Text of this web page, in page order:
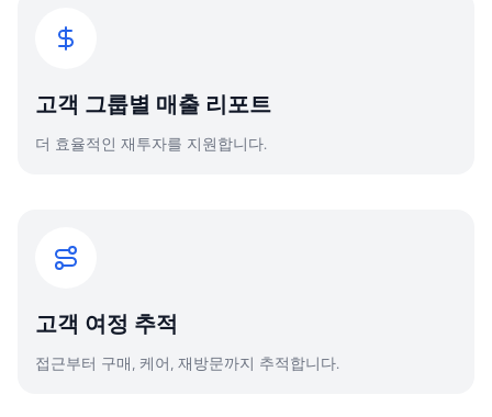
고객 그룹별 매출 리포트
더 효율적인 재투자를 지원합니다.
고객 여정 추적
접근부터 구매, 케어, 재방문까지 추적합니다.